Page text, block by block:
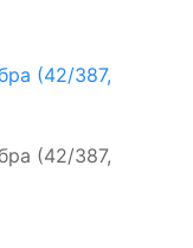
(42/387,
(42/387,